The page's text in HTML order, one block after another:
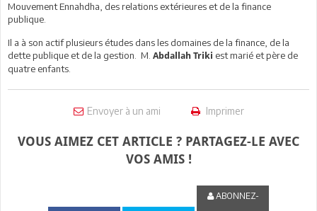
Mouvement Ennahdha, des relations extérieures et de la finance
publique.
Il a à son actif plusieurs études dans les domaines de la finance, de la
dette publique et de la gestion.
M. Abdallah Triki est marié et père de
quatre enfants.
Envoyer à un ami Imprimer
VOUS AIMEZ CET ARTICLE ? PARTAGEZ-LE AVEC
VOS AMIS !
ABONNEZ-